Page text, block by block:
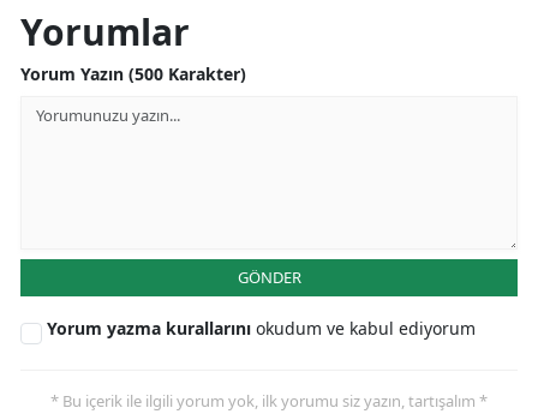
Yorumlar
Yorum Yazın (500 Karakter)
GÖNDER
Yorum yazma kurallarını okudum ve kabul ediyorum
* Bu içerik ile ilgili yorum yok, ilk yorumu siz yazın, tartışalım *